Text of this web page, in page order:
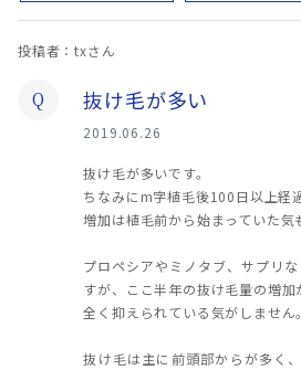
投稿者：txさん
Q 抜け毛が多い
2019.06.26
抜け毛が多いです。
ちなみにm字植毛後100日以上経
増加は植毛前から始まっていた気
プロペシアやミノタブ、サプリ
すが、ここ半年の抜け毛量の増加
全く抑えられている気がしません。
抜け毛は主に前頭部からが多く